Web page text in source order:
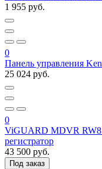
1 955 руб.
0
Панель управления
25 024 руб.
0
ViGUARD MDVR RW8
регистратор
43 500 руб.
Под заказ